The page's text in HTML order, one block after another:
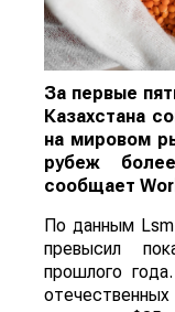
За первые
Казахстана
на мировом
рубеж
сообщает
По данным
превысил
прошлого